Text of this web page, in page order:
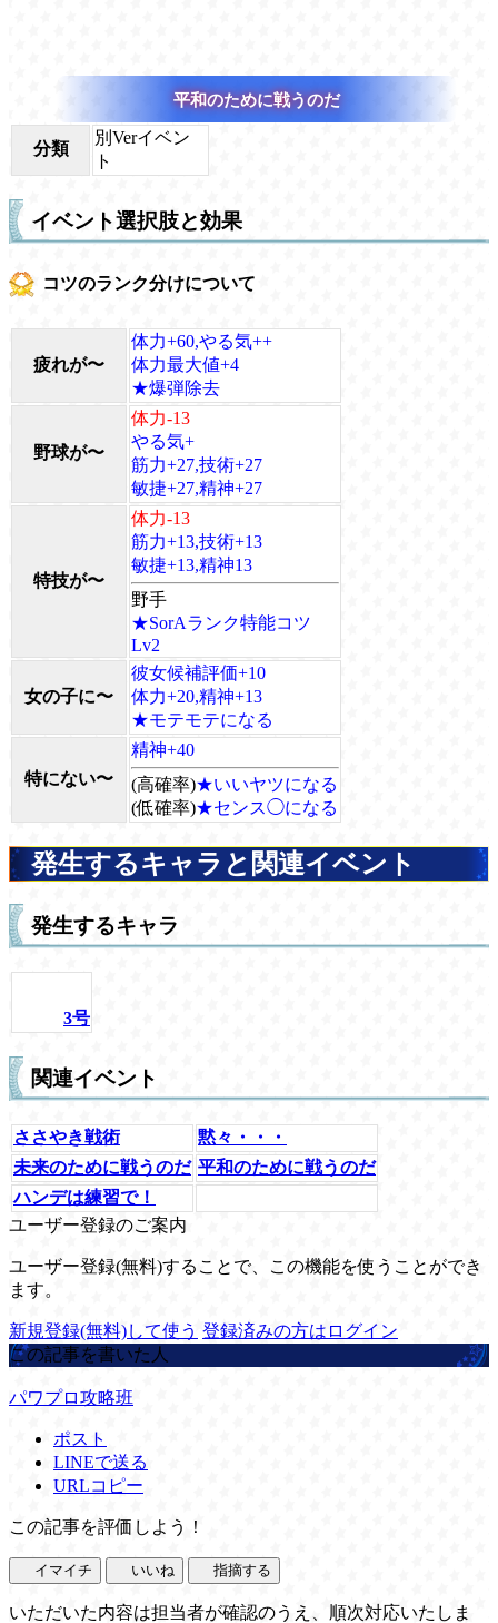
平和のために戦うのだ
分類
別Verイベン
ト
イベント選択肢と効果
コツのランク分けについて
疲れが〜
体力+60,やる気++
体力最大値+4
★爆弾除去
野球が〜
体力-13
やる気+
筋力+27,技術+27
敏捷+27,精神+27
特技が〜
体力-13
筋力+13,技術+13
敏捷+13,精神13
野手
★SorAランク特能コツ
Lv2
女の子に〜
彼女候補評価+10
体力+20,精神+13
★モテモテになる
特にない〜
精神+40
(高確率)★いいヤツになる
(低確率)★センス◯になる
発生するキャラと関連イベント
発生するキャラ
3号
関連イベント
ささやき戦術
黙々・・・
未来のために戦うのだ 平和のために戦うのだ
ハンデは練習で！
ユーザー登録のご案内
ユーザー登録(無料)することで、この機能を使うことができ
ます。
新規登録(無料)して使う 登録済みの方はログイン
この記事を書いた人
パワプロ攻略班
ポスト
LINEで送る
URLコピー
この記事を評価しよう！
イマイチ いいね 指摘する
いただいた内容は担当者が確認のうえ、順次対応いたしま